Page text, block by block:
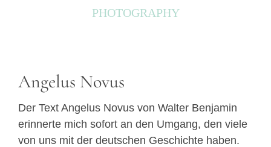
PHOTOGRAPHY
Angelus Novus
Der Text Angelus Novus von Walter Benjamin
erinnerte mich sofort an den Umgang, den viele
von uns mit der deutschen Geschichte haben.